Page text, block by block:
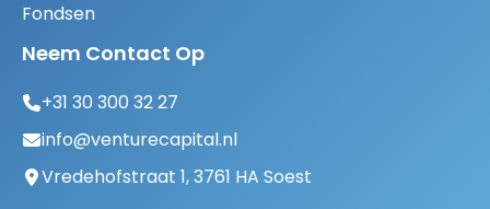
Fondsen
Neem Contact Op
+31 30 300 32 27
info@venturecapital.nl
Vredehofstraat 1, 3761 HA Soest